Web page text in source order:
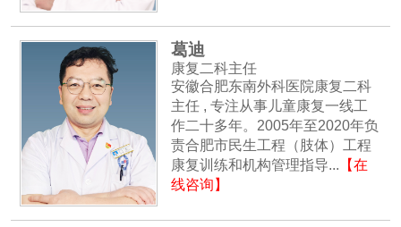
葛迪
康复二科主任
安徽合肥东南外科医院康复二科
主任 , 专注从事儿童康复一线工
作二十多年。2005年至2020年负
责合肥市民生工程（肢体）工程
康复训练和机构管理指导... 【在
线咨询】
花无缺
服务很好，护士会全程指导你。速度很快，
护士很专业细心！